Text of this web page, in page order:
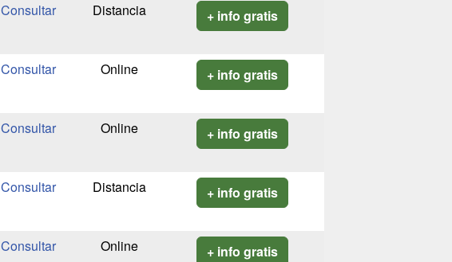
Distancia + info gratis
Online + info gratis
Online + info gratis
Distancia + info gratis
Online + info gratis